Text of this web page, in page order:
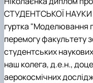
СТУДЕНТСЬКОЇ НАУКИ
гуртка "Моделювання
перемогу факультету
студентських
наш колега, д.е.н.,
аерокосмічних